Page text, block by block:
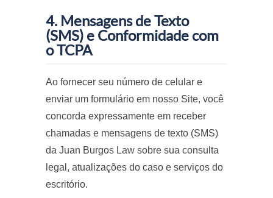
4. Mensagens de Texto
(SMS) e Conformidade com
o TCPA
Ao fornecer seu número de celular e
enviar um formulário em nosso Site, você
concorda expressamente em receber
chamadas e mensagens de texto (SMS)
da Juan Burgos Law sobre sua consulta
legal, atualizações do caso e serviços do
escritório.